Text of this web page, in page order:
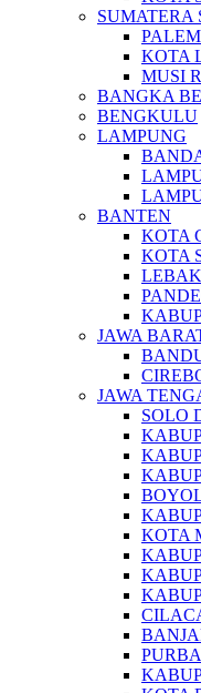
SUMATERA
KOTA
MUSI
BANGKA
BENGKULU
LAMPUNG
BANTEN
KOTA
KOTA
LEBAK
JAWA
JAWA
SOLO
KOTA